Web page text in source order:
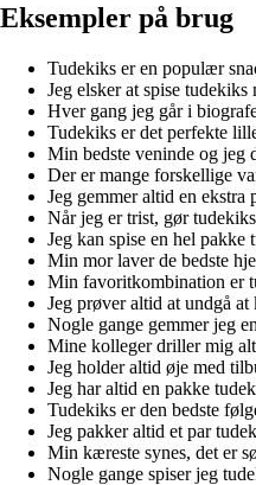
Eksempler på brug
Tudekiks er en populær
Jeg elsker at spise tudekiks
Hver gang jeg går i
Tudekiks er det perfekte
Min bedste veninde og jeg
Der er mange forskellige
Jeg gemmer altid en ekstra
Når jeg er trist, gør
Jeg kan spise en hel pakke
Min mor laver de bedste
Min favoritkombination er
Jeg prøver altid at undgå
Nogle gange gemmer jeg
Mine kolleger driller mig
Jeg holder altid øje med
Jeg har altid en pakke
Tudekiks er den bedste
Jeg pakker altid et par
Min kæreste synes, det er
Nogle gange spiser jeg